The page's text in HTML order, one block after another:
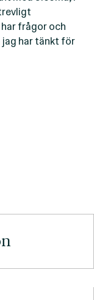
frågor och
jag har tänkt för